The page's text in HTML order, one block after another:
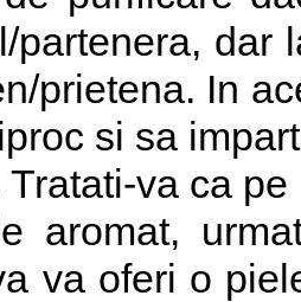
partenera, dar
prietena. In
si sa
Tratati-va ca
aromat,
va oferi o